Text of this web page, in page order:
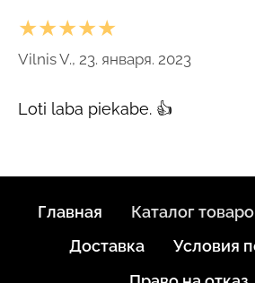
★★★★★
Vilnis V., 23. января. 2023
Loti laba piekabe. 👍
Главная Каталог
Доставка
Условия